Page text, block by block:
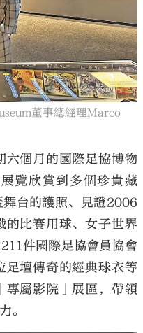
董事總經理Marco
六個月的國際足協博物
覽欣賞到多個珍貴藏
台的護照、見證2006
的比賽用球、女子世界
件國際足協會員協會
足壇傳奇的經典球衣等
專屬影院」展區，帶領
。